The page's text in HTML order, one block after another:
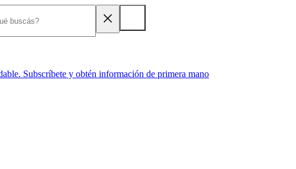
Subscríbete y obtén información de primera mano